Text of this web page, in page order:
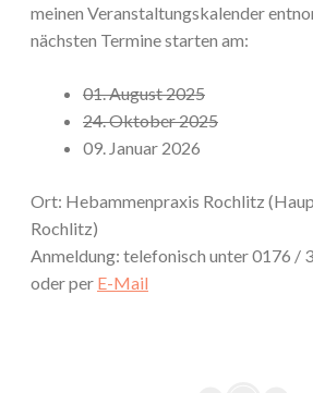
meinen Veranstaltungskalender
nächsten Termine starten am:
01. August 2025
24. Oktober 2025
09. Januar 2026
Ort: Hebammenpraxis Rochlitz
Rochlitz)
Anmeldung: telefonisch unter 0176 /
oder per E-Mail